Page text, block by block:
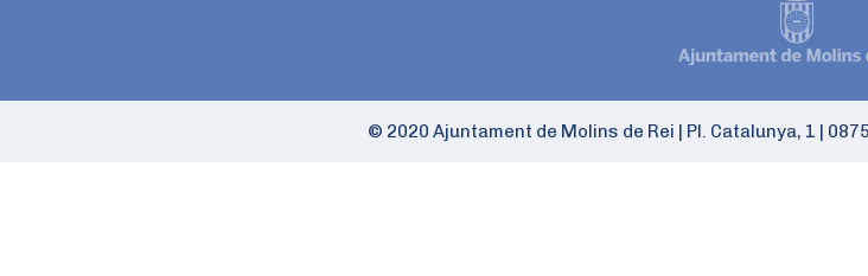
© 2020 Ajuntament de Molins de Rei Pl. Catalunya, 1